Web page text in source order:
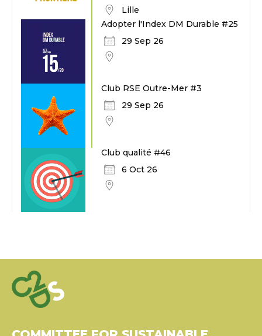
Lille
Adopter l'Index DM Durable #25
29 Sep 26
Club RSE Outre-Mer #3
29 Sep 26
Club qualité #46
6 Oct 26